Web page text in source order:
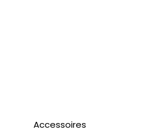
Accessoires